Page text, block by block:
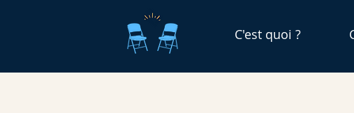
C'est quoi ?